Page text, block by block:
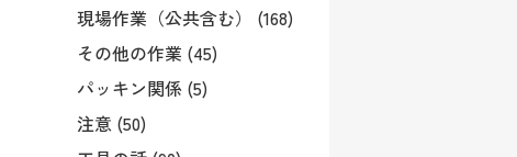
現場作業（公共含む） (168)
その他の作業 (45)
パッキン関係 (5)
注意 (50)